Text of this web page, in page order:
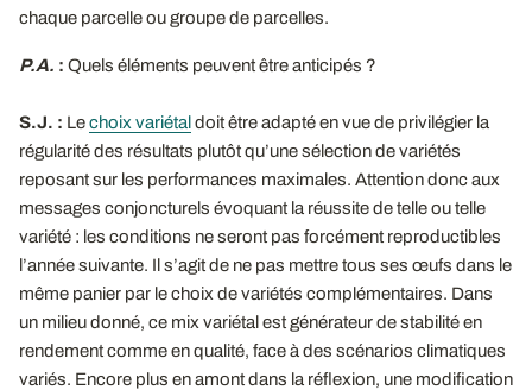
chaque parcelle ou groupe de parcelles.
P.A. : Quels éléments peuvent être anticipés ?
S.J. : Lechoix variétal doit être adapté en vue de privilégier la
régularité des résultats plutôt qu’une sélection de variétés
reposant sur les performances maximales. Attention donc aux
messages conjoncturels évoquant la réussite de telle ou telle
variété : les conditions ne seront pas forcément reproductibles
l’année suivante. Il s’agit de ne pas mettre tous ses œufs dans le
même panier par le choix de variétés complémentaires. Dans
un milieu donné, ce mix variétal est générateur de stabilité en
rendement comme en qualité, face à des scénarios climatiques
variés. Encore plus en amont dans la réflexion, une modification